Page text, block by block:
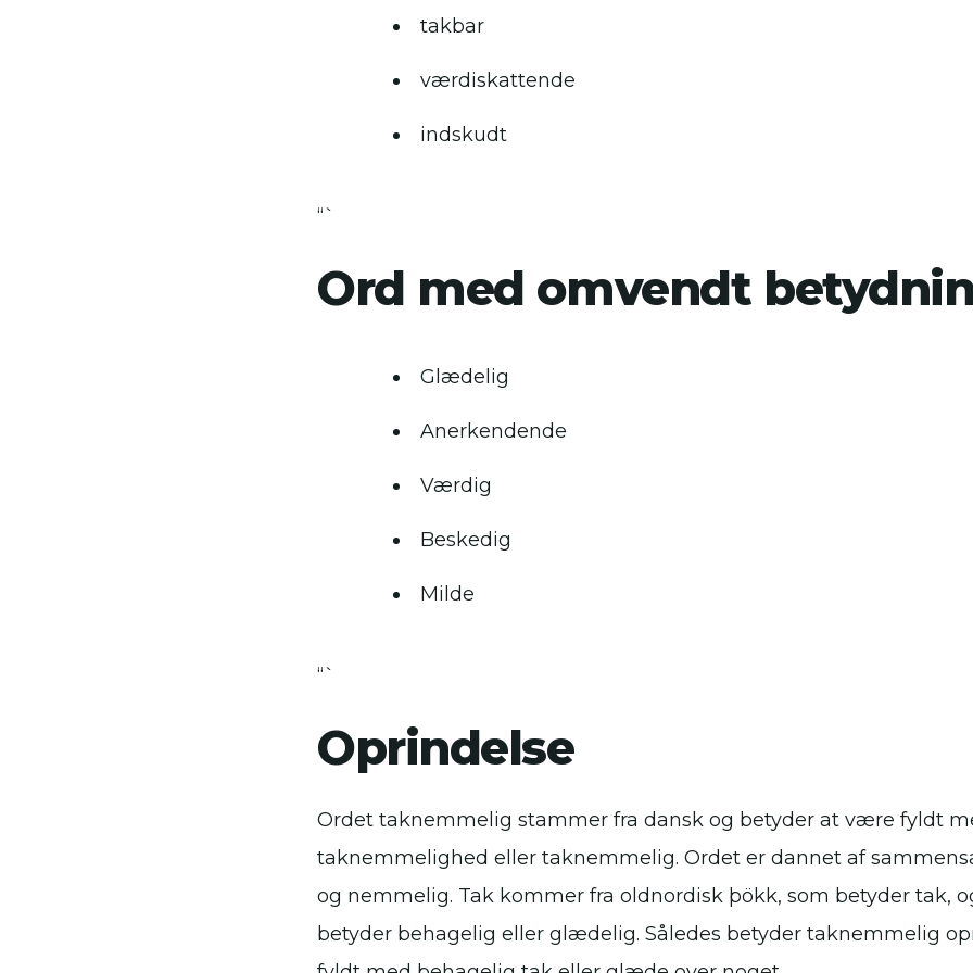
takbar
værdiskattende
indskudt
“`
Ord med omvendt
Glædelig
Anerkendende
Værdig
Beskedig
Milde
“`
Oprindelse
Ordet taknemmelig stammer fra dansk og betyder at være fyldt
taknemmelighed eller taknemmelig. Ordet er dannet af
og nemmelig. Tak kommer fra oldnordisk þökk, som betyder tak,
betyder behagelig eller glædelig. Således betyder taknemmelig